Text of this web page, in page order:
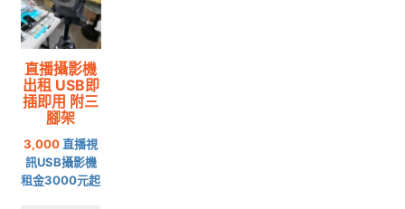
直播攝影機
出租 USB即
插即用 附三
腳架
3,000 直播視
訊USB攝影機
租金3000元起